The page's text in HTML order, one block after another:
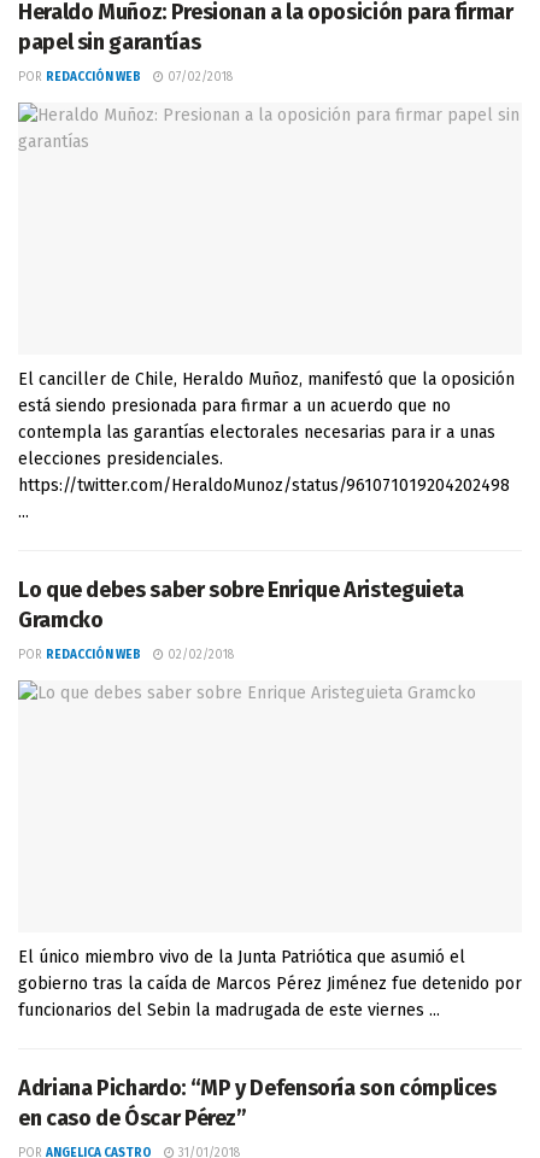
Heraldo Muñoz: Presionan a la oposición para firmar
papel sin garantías
POR REDACCIÓN WEB 07/02/2018
El canciller de Chile, Heraldo Muñoz, manifestó que la oposición
está siendo presionada para firmar a un acuerdo que no
contempla las garantías electorales necesarias para ir a unas
elecciones presidenciales.
https://twitter.com/HeraldoMunoz/status/961071019204202498
...
Lo que debes saber sobre Enrique Aristeguieta
Gramcko
POR REDACCIÓN WEB 02/02/2018
El único miembro vivo de la Junta Patriótica que asumió el
gobierno tras la caída de Marcos Pérez Jiménez fue detenido por
funcionarios del Sebin la madrugada de este viernes ...
Adriana Pichardo: “MP y Defensoría son cómplices
en caso de Óscar Pérez”
POR ANGELICA CASTRO 31/01/2018